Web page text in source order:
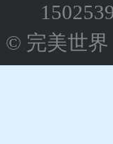
© 完美世界